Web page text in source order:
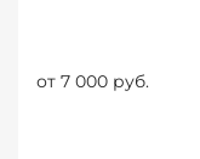
от 7 000 руб.